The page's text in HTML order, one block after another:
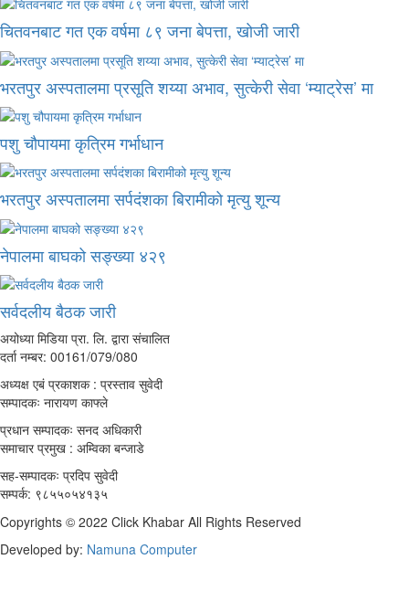
चितवनबाट गत एक वर्षमा ८९ जना बेपत्ता, खोजी जारी
भरतपुर अस्पतालमा प्रसूति शय्या अभाव, सुत्केरी सेवा ‘म्याट्रेस’ मा
पशु चौपायमा कृत्रिम गर्भाधान
भरतपुर अस्पतालमा सर्पदंशका बिरामीको मृत्यु शून्य
नेपालमा बाघको सङ्ख्या ४२९
सर्वदलीय बैठक जारी
अयोध्या मिडिया प्रा. लि. द्वारा संचालित
दर्ता नम्बर: 00161/079/080
अध्यक्ष एबं प्रकाशक : प्रस्ताव सुवेदी
सम्पादकः नारायण काफ्ले
प्रधान सम्पादकः सनद अधिकारी
समाचार प्रमुख : अम्विका बन्जाडे
सह-सम्पादकः प्रदिप सुवेदी
सम्पर्क: ९८५५०५४१३५
Copyrights © 2022 Click Khabar All Rights Reserved
Developed by: Namuna Computer